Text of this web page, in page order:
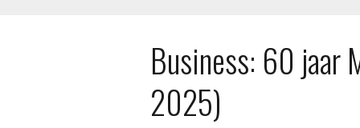
Business: 60 jaar
2025)